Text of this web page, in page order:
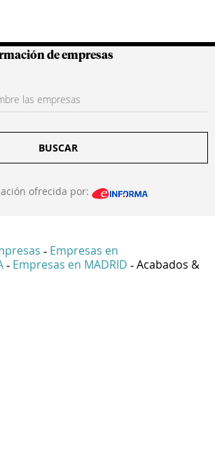
Colombianas
de empresas
BUSCAR
ofrecida por:
- Empresas en
- Empresas en MADRID - Acabados &